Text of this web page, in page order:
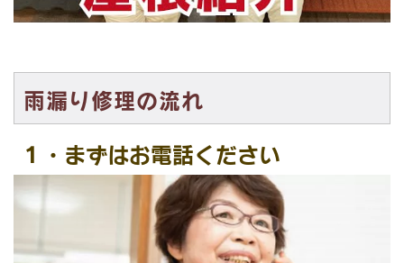
雨漏り修理の流れ
１・まずはお電話ください